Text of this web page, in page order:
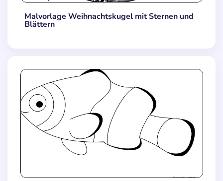
Malvorlage Weihnachtskugel mit Sternen und
Blättern